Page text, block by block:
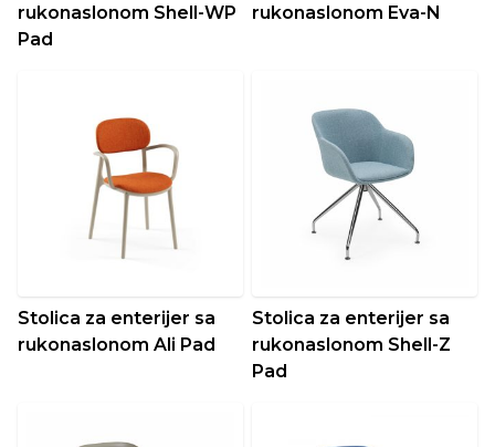
rukonaslonom Shell-WP
Pad
rukonaslonom Eva-N
Stolica za enterijer sa
rukonaslonom Ali Pad
Stolica za enterijer sa
rukonaslonom Shell-Z
Pad